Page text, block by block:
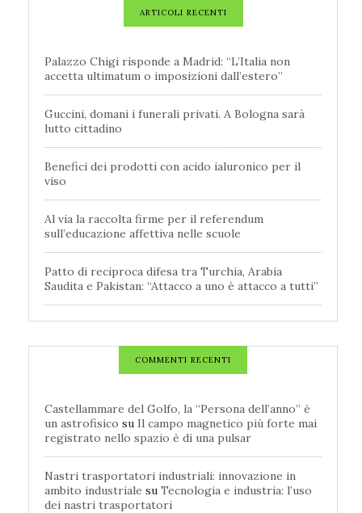
ARTICOLI RECENTI
Palazzo Chigi risponde a Madrid: “L’Italia non
accetta ultimatum o imposizioni dall’estero”
Guccini, domani i funerali privati. A Bologna sarà
lutto cittadino
Benefici dei prodotti con acido ialuronico per il
viso
Al via la raccolta firme per il referendum
sull’educazione affettiva nelle scuole
Patto di reciproca difesa tra Turchia, Arabia
Saudita e Pakistan: “Attacco a uno è attacco a tutti”
COMMENTI RECENTI
Castellammare del Golfo, la “Persona dell’anno” è
un astrofisico su Il campo magnetico più forte mai
registrato nello spazio è di una pulsar
Nastri trasportatori industriali: innovazione in
ambito industriale su Tecnologia e industria: l’uso
dei nastri trasportatori